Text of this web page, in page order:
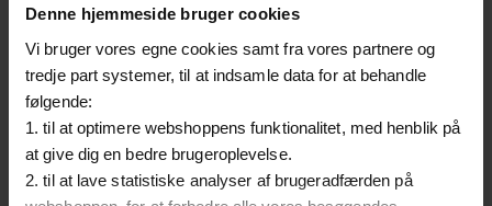
Denne hjemmeside bruger cookies
Vi bruger vores egne cookies samt fra vores partnere og
tredje part systemer, til at indsamle data for at behandle
følgende:
1. til at optimere webshoppens funktionalitet, med henblik på
at give dig en bedre brugeroplevelse.
2. til at lave statistiske analyser af brugeradfærden på
MATA-VASE-L CAROWRAP-10-HAZEL